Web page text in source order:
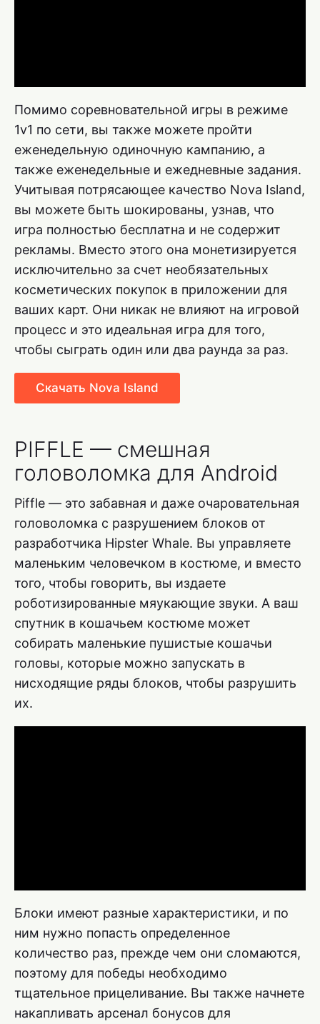
Помимо соревновательной игры в режиме
1v1 по сети, вы также можете пройти
еженедельную одиночную кампанию, а
также еженедельные и ежедневные задания.
Учитывая потрясающее качество Nova Island,
вы можете быть шокированы, узнав, что
игра полностью бесплатна и не содержит
рекламы. Вместо этого она монетизируется
исключительно за счет необязательных
косметических покупок в приложении для
ваших карт. Они никак не влияют на игровой
процесс и это идеальная игра для того,
чтобы сыграть один или два раунда за раз.
Скачать Nova Island
PIFFLE — смешная
головоломка для Android
Piffle — это забавная и даже очаровательная
головоломка с разрушением блоков от
разработчика Hipster Whale. Вы управляете
маленьким человечком в костюме, и вместо
того, чтобы говорить, вы издаете
роботизированные мяукающие звуки. А ваш
спутник в кошачьем костюме может
собирать маленькие пушистые кошачьи
головы, которые можно запускать в
нисходящие ряды блоков, чтобы разрушить
их.
Блоки имеют разные характеристики, и по
ним нужно попасть определенное
количество раз, прежде чем они сломаются,
поэтому для победы необходимо
тщательное прицеливание. Вы также начнете
накапливать арсенал бонусов для